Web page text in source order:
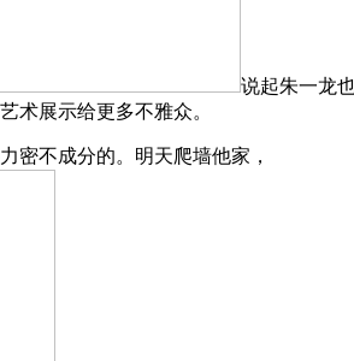
说起朱一龙
术展示给更多不雅众。
不成分的。明天爬墙他家，